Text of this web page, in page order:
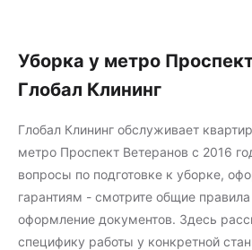
Уборка у метро
Глобал Клининг
Глобал Клининг обслуживает
метро Проспект Ветеранов с 2016
вопросы по подготовке к уборке,
гарантиям - смотрите общие
оформление документов. Здесь
специфику работы у конкретной